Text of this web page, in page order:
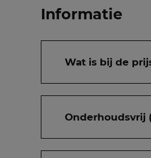
Informatie
Wat is bij de
Onderhoudsvrij